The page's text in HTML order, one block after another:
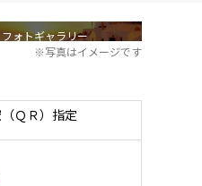
フォトギャラリー
※写真はイメージです
ＱＲ）指定